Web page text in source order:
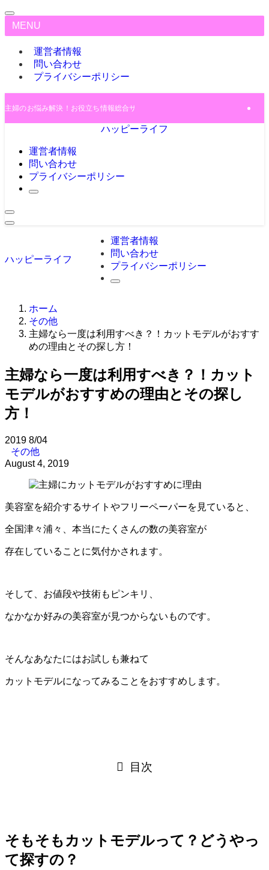
MENU
運営者情報
問い合わせ
プライバシーポリシー
主婦のお悩み解決！お役立ち情報総合サイト♪
ハッピーライフ
運営者情報
問い合わせ
プライバシーポリシー
ハッピーライフ
運営者情報
問い合わせ
プライバシーポリシー
ホーム
その他
主婦なら一度は利用すべき？！カットモデルがおすす
めの理由とその探し方！
主婦なら一度は利用すべき？！カット
モデルがおすすめの理由とその探し
方！
2019 8/04
その他
August 4, 2019
美容室を紹介するサイトやフリーペーパーを見ていると、
全国津々浦々、 本当にたくさんの数の美容室が
存在していることに気付かされます。
そして、お値段や技術もピンキリ、
なかなか好みの美容室が見つからないものです。
そんなあなたにはお試しも兼ねて
カットモデルになってみることをおすすめします。
目次
そもそもカットモデルって？どうやっ
て探すの？